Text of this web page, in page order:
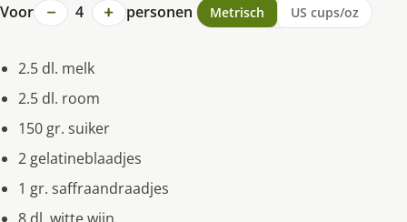
Voor − 4 + personen Metrisch US cups/oz
2.5 dl. melk
2.5 dl. room
150 gr. suiker
2 gelatineblaadjes
1 gr. saffraandraadjes